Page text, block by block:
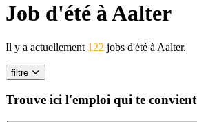
Job d'été à Aalter
Il y a actuellement 122 jobs d'été à Aalter.
filtre
Trouve ici l'emploi qui te convient